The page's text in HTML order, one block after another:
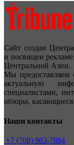
Сайт создан
и посвящен
Центральной Азии.
Мы предоставляем
актуальную
специалистами,
обзоры,
Наши контакты
+7 (708) 983-7884